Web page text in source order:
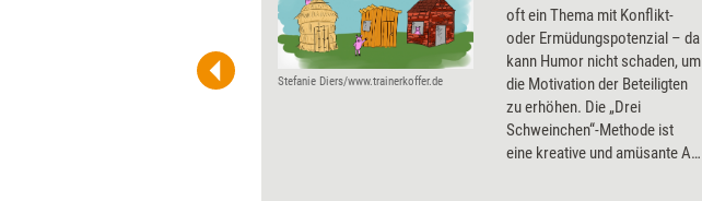
Stefanie Diers/www.trainerkoffer.de
oft ein Thema mit Konflikt-
oder Ermüdungspotenzial – da
kann Humor nicht schaden, um
die Motivation der Beteiligten
zu erhöhen. Die „Drei
Schweinchen“-Methode ist
eine kreative und amüsante Art